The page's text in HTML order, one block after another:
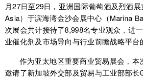
月27日至29日，亚洲国际葡萄酒及烈酒
Asia）于滨海湾金沙会展中心（Marina
次展会共计接待了8,998名专业观众，进
业催化剂及市场导向与行业前瞻战略平台
作为亚太地区重要商业贸易展会，本
邀请了新加坡外交部及贸易与工业部部长